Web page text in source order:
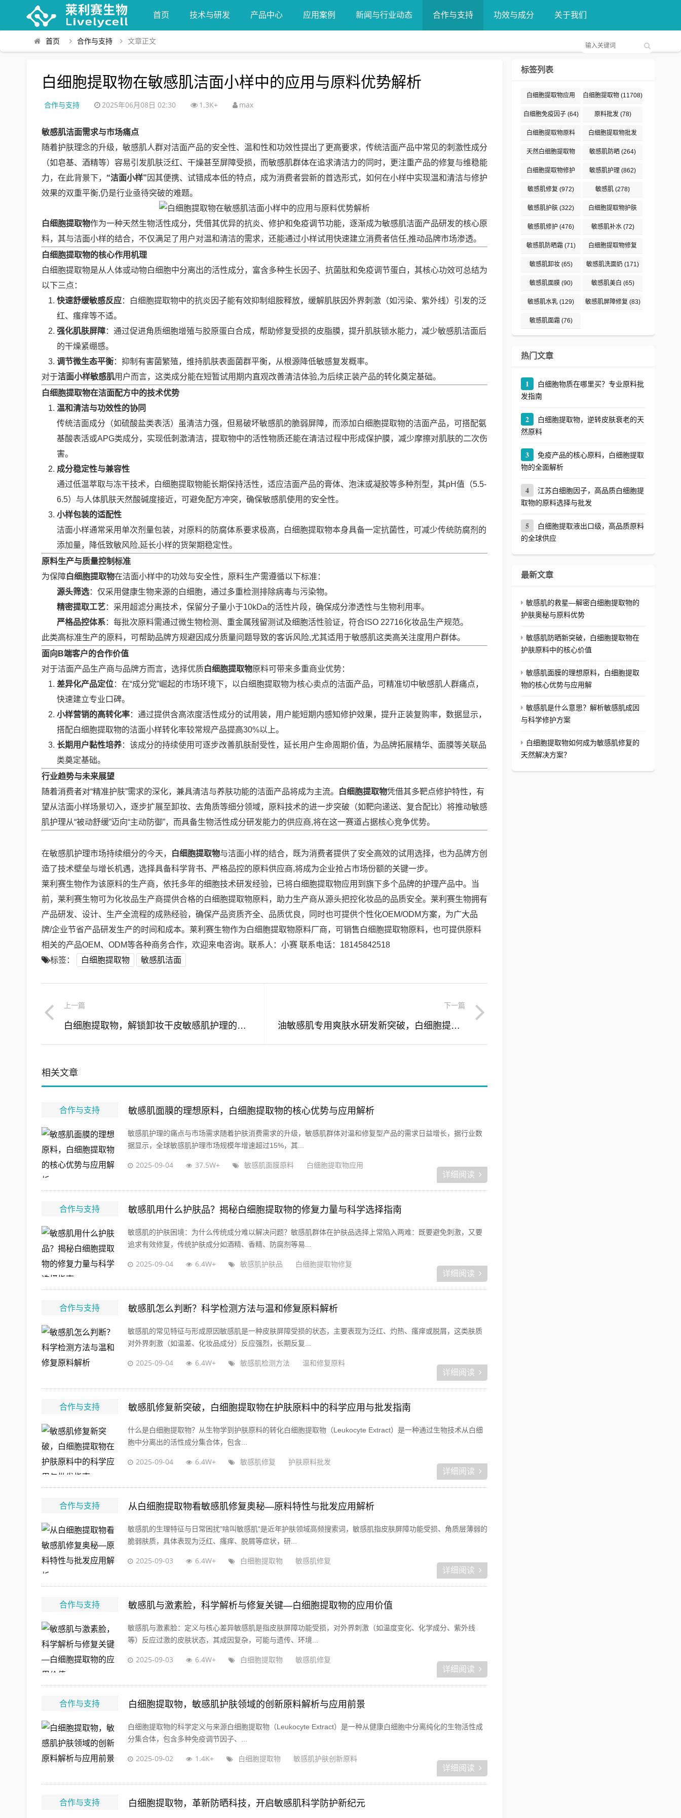
首页 技术与研发 产品中心 应用案例 新闻与行业动态 合作与支持 功效与成分 关于我们
首页 合作与支持 文章正文
白细胞提取物在敏感肌洁面小样中的应用与原料优势解析
合作与支持 2025年06月08日 02:30 1.3K+ max
敏感肌洁面需求与市场痛点
随着护肤理念的升级，敏感肌人群对洁面产品的安全性、温和性和功效性提出了更高要求，传统洁面产品中常见的刺激性成分
（如皂基、酒精等）容易引发肌肤泛红、干燥甚至屏障受损，而敏感肌群体在追求清洁力的同时，更注重产品的修复与维稳能
力，在此背景下， “洁面小样” 因其便携、试错成本低的特点，成为消费者尝新的首选形式，如何在小样中实现温和清洁与修护
效果的双重平衡,仍是行业亟待突破的难题。
白细胞提取物作为一种天然生物活性成分，凭借其优异的抗炎、修护和免疫调节功能，逐渐成为敏感肌洁面产品研发的核心原
料，其与洁面小样的结合，不仅满足了用户对温和清洁的需求，还能通过小样试用快速建立消费者信任,推动品牌市场渗透。
白细胞提取物的核心作用机理
白细胞提取物是从人体或动物白细胞中分离出的活性成分，富含多种生长因子、抗菌肽和免疫调节蛋白，其核心功效可总结为
以下三点：
快速舒缓敏感反应：白细胞提取物中的抗炎因子能有效抑制组胺释放，缓解肌肤因外界刺激（如污染、紫外线）引发的泛
红、瘙痒等不适。
强化肌肤屏障：通过促进角质细胞增殖与胶原蛋白合成，帮助修复受损的皮脂膜，提升肌肤锁水能力，减少敏感肌洁面后
的干燥紧绷感。
调节微生态平衡：抑制有害菌繁殖，维持肌肤表面菌群平衡，从根源降低敏感复发概率。
对于洁面小样敏感肌用户而言，这类成分能在短暂试用期内直观改善清洁体验,为后续正装产品的转化奠定基础。
白细胞提取物在洁面配方中的技术优势
温和清洁与功效性的协同
传统洁面成分（如硫酸盐类表活）虽清洁力强，但易破坏敏感肌的脆弱屏障，而添加白细胞提取物的洁面产品，可搭配氨
基酸表活或APG类成分，实现低刺激清洁，提取物中的活性物质还能在清洁过程中形成保护膜，减少摩擦对肌肤的二次伤
害。
成分稳定性与兼容性
通过低温萃取与冻干技术，白细胞提取物能长期保持活性，适应洁面产品的膏体、泡沫或凝胶等多种剂型，其pH值（5.5-
6.5）与人体肌肤天然酸碱度接近，可避免配方冲突，确保敏感肌使用的安全性。
小样包装的适配性
洁面小样通常采用单次剂量包装，对原料的防腐体系要求极高，白细胞提取物本身具备一定抗菌性，可减少传统防腐剂的
添加量，降低致敏风险,延长小样的货架期稳定性。
原料生产与质量控制标准
为保障白细胞提取物在洁面小样中的功效与安全性，原料生产需遵循以下标准：
源头筛选：仅采用健康生物来源的白细胞，通过多重检测排除病毒与污染物。
精密提取工艺：采用超滤分离技术，保留分子量小于10kDa的活性片段，确保成分渗透性与生物利用率。
严格品控体系：每批次原料需通过微生物检测、重金属残留测试及细胞活性验证，符合ISO 22716化妆品生产规范。
此类高标准生产的原料，可帮助品牌方规避因成分质量问题导致的客诉风险,尤其适用于敏感肌这类高关注度用户群体。
面向B端客户的合作价值
对于洁面产品生产商与品牌方而言，选择优质白细胞提取物原料可带来多重商业优势：
差异化产品定位：在“成分党”崛起的市场环境下，以白细胞提取物为核心卖点的洁面产品，可精准切中敏感肌人群痛点，
快速建立专业口碑。
小样营销的高转化率：通过提供含高浓度活性成分的试用装，用户能短期内感知修护效果，提升正装复购率，数据显示，
搭配白细胞提取物的洁面小样转化率较常规产品提高30%以上。
长期用户黏性培养：该成分的持续使用可逐步改善肌肤耐受性，延长用户生命周期价值，为品牌拓展精华、面膜等关联品
类奠定基础。
行业趋势与未来展望
随着消费者对“精准护肤”需求的深化，兼具清洁与养肤功能的洁面产品将成为主流。
白细胞提取物凭借其多靶点修护特性，有
望从洁面小样场景切入，逐步扩展至卸妆、去角质等细分领域，原料技术的进一步突破（如靶向递送、复合配比）将推动敏感
肌护理从“被动舒缓”迈向“主动防御”，而具备生物活性成分研发能力的供应商,将在这一赛道占据核心竞争优势。
在敏感肌护理市场持续细分的今天， 白细胞提取物与洁面小样的结合，既为消费者提供了安全高效的试用选择，也为品牌方创
造了技术壁垒与增长机遇，选择具备科学背书、严格品控的原料供应商,将成为企业抢占市场份额的关键一步。
莱利赛生物作为该原料的生产商，依托多年的细胞技术研发经验，已将白细胞提取物应用到旗下多个品牌的护理产品中。当
前，莱利赛生物可为化妆品生产商提供合格的白细胞提取物原料，助力生产商从源头把控化妆品的品质安全。莱利赛生物拥有
产品研发、设计、生产全流程的成熟经验，确保产品资质齐全、品质优良，同时也可提供个性化OEM/ODM方案，为广大品
牌/企业节省产品研发生产的时间和成本。莱利赛生物作为白细胞提取物原料厂商，可销售白细胞提取物原料，也可提供原料
相关的产品OEM、ODM等各种商务合作，欢迎来电咨询。联系人：小赛 联系电话：18145842518
标签：
白细胞提取物 敏感肌洁面
上一篇
白细胞提取物，解锁卸妆干皮敏感肌护理的天然原料新方案
下一篇
油敏感肌专用爽肤水研发新突破，白细胞提取物如何打造舒缓修护配方
相关文章
合作与支持 敏感肌面膜的理想原料，白细胞提取物的核心优势与应用解析
敏感肌护理的痛点与市场需求随着护肤消费需求的升级，敏感肌群体对温和修复型产品的需求日益增长，据行业数
据显示，全球敏感肌护理市场规模年增速超过15%，其...
2025-09-04 37.5W+ 敏感肌面膜原料 白细胞提取物应用
详细阅读
合作与支持 敏感肌用什么护肤品？揭秘白细胞提取物的修复力量与科学选择指南
敏感肌的护肤困境：为什么传统成分难以解决问题？敏感肌群体在护肤品选择上常陷入两难：既要避免刺激，又要
追求有效修复，传统护肤成分如酒精、香精、防腐剂等易...
2025-09-04 6.4W+ 敏感肌护肤品 白细胞提取物修复
详细阅读
合作与支持 敏感肌怎么判断？科学检测方法与温和修复原料解析
敏感肌的常见特征与形成原因敏感肌是一种皮肤屏障受损的状态，主要表现为泛红、灼热、瘙痒或脱屑，这类肤质
对外界刺激（如温差、化妆品成分）反应强烈，长期反复...
2025-09-04 6.4W+ 敏感肌检测方法 温和修复原料
详细阅读
合作与支持 敏感肌修复新突破，白细胞提取物在护肤原料中的科学应用与批发指南
什么是白细胞提取物？从生物学到护肤原料的转化白细胞提取物（Leukocyte Extract）是一种通过生物技术从白细
胞中分离出的活性成分集合体，包含...
2025-09-04 6.4W+ 敏感肌修复 护肤原料批发
详细阅读
合作与支持 从白细胞提取物看敏感肌修复奥秘—原料特性与批发应用解析
敏感肌的生理特征与日常困扰"啥叫敏感肌"是近年护肤领域高频搜索词，敏感肌指皮肤屏障功能受损、角质层薄弱的
脆弱肤质，具体表现为泛红、瘙痒、脱屑等症状，研...
2025-09-03 6.4W+ 白细胞提取物 敏感肌修复
详细阅读
合作与支持 敏感肌与激素脸，科学解析与修复关键—白细胞提取物的应用价值
敏感肌与激素脸：定义与核心差异敏感肌是指皮肤屏障功能受损，对外界刺激（如温度变化、化学成分、紫外线
等）反应过激的皮肤状态，其成因复杂，可能与遗传、环境...
2025-09-03 6.4W+ 白细胞提取物 敏感肌修复
详细阅读
合作与支持 白细胞提取物，敏感肌护肤领域的创新原料解析与应用前景
白细胞提取物的科学定义与来源白细胞提取物（Leukocyte Extract）是一种从健康白细胞中分离纯化的生物活性成
分集合体，包含多种免疫调节因子、...
2025-09-02 1.4K+ 白细胞提取物 敏感肌护肤创新原料
详细阅读
合作与支持 白细胞提取物，革新防晒科技，开启敏感肌科学防护新纪元
标签列表
白细胞提取物应用
(376)
白细胞提取物 (11708)
白细胞免疫因子(64) 原料批发(78)
白细胞提取物原料
(132)
白细胞提取物批发
(89)
天然白细胞提取物
(187)
敏感肌防晒 (264)
白细胞提取物修护
(191)
敏感肌护理 (862)
敏感肌修复 (972) 敏感肌 (278)
敏感肌护肤 (322) 白细胞提取物护肤
(477)
敏感肌修护 (476) 敏感肌补水(72)
敏感肌防晒霜(71) 白细胞提取物修复
(242)
敏感肌卸妆(65) 敏感肌洗面奶 (171)
敏感肌面膜(90) 敏感肌美白 (65)
敏感肌水乳 (129) 敏感肌屏障修复 (83)
敏感肌面霜(76)
热门文章
1
白细胞物质在哪里买？专业原料批
发指南
2
白细胞提取物，逆转皮肤衰老的天
然原料
3
免疫产品的核心原料，白细胞提取
物的全面解析
4
江苏白细胞因子，高品质白细胞提
取物的原料选择与批发
5
白细胞提取液出口级，高品质原料
的全球供应
最新文章
敏感肌的救星—解密白细胞提取物的
护肤奥秘与原料优势
敏感肌防晒新突破，白细胞提取物在
护肤原料中的核心价值
敏感肌面膜的理想原料，白细胞提取
物的核心优势与应用解
敏感肌是什么意思？解析敏感肌成因
与科学修护方案
白细胞提取物如何成为敏感肌修复的
天然解决方案？